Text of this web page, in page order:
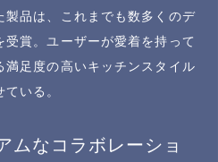
製品は、これまでも数多くのデ
受賞。ユーザーが愛着を持って
満足度の高いキッチンスタイル
いる。
ムなコラボレーショ